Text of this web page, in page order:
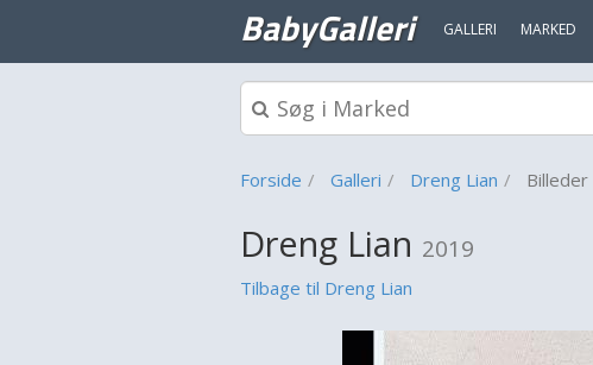
BabyGalleri GALLERI MARKED
Forside Galleri Dreng Lian Billeder
Dreng Lian 2019
Tilbage til Dreng Lian